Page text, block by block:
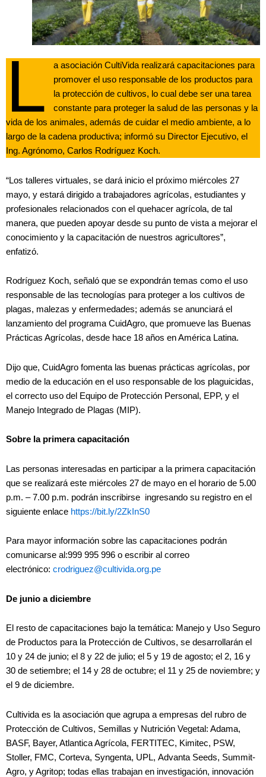
L
a asociación CultiVida realizará capacitaciones para
promover el uso responsable de los productos para
la protección de cultivos, lo cual debe ser una tarea
constante para proteger la salud de las personas y la
vida de los animales, además de cuidar el medio ambiente, a lo
largo de la cadena productiva; informó su Director Ejecutivo, el
Ing. Agrónomo, Carlos Rodríguez Koch.
“Los talleres virtuales, se dará inicio el próximo miércoles 27
mayo, y estará dirigido a trabajadores agrícolas, estudiantes y
profesionales relacionados con el quehacer agrícola, de tal
manera, que pueden apoyar desde su punto de vista a mejorar el
conocimiento y la capacitación de nuestros agricultores”,
enfatizó.
Rodríguez Koch, señaló que se expondrán temas como el uso
responsable de las tecnologías para proteger a los cultivos de
plagas, malezas y enfermedades; además se anunciará el
lanzamiento del programa CuidAgro, que promueve las Buenas
Prácticas Agrícolas, desde hace 18 años en América Latina.
Dijo que, CuidAgro fomenta las buenas prácticas agrícolas, por
medio de la educación en el uso responsable de los plaguicidas,
el correcto uso del Equipo de Protección Personal, EPP, y el
Manejo Integrado de Plagas (MIP).
Sobre la primera capacitación
Las personas interesadas en participar a la primera capacitación
que se realizará este miércoles 27 de mayo en el horario de 5.00
p.m. – 7.00 p.m. podrán inscribirse ingresando su registro en el
siguiente enlace https://bit.ly/2ZkInS0
Para mayor información sobre las capacitaciones podrán
comunicarse al:999 995 996 o escribir al correo
electrónico: crodriguez@cultivida.org.pe
De junio a diciembre
El resto de capacitaciones bajo la temática: Manejo y Uso Seguro
de Productos para la Protección de Cultivos, se desarrollarán el
10 y 24 de junio; el 8 y 22 de julio; el 5 y 19 de agosto; el 2, 16 y
30 de setiembre; el 14 y 28 de octubre; el 11 y 25 de noviembre; y
el 9 de diciembre.
Cultivida es la asociación que agrupa a empresas del rubro de
Protección de Cultivos, Semillas y Nutrición Vegetal: Adama,
BASF, Bayer, Atlantica Agrícola, FERTITEC, Kimitec, PSW,
Stoller, FMC, Corteva, Syngenta, UPL, Advanta Seeds, Summit-
Agro, y Agritop; todas ellas trabajan en investigación, innovación